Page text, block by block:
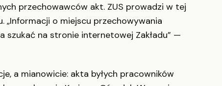
przechowawców akt. ZUS prowadzi w tej
„Informacji o miejscu przechowywania
szukać na stronie internetowej Zakładu” —
a mianowicie: akta byłych pracowników